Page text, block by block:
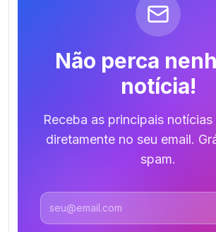
Não perca
notícia!
Receba as principais notícias
diretamente no seu email.
spam.
Endereço de email